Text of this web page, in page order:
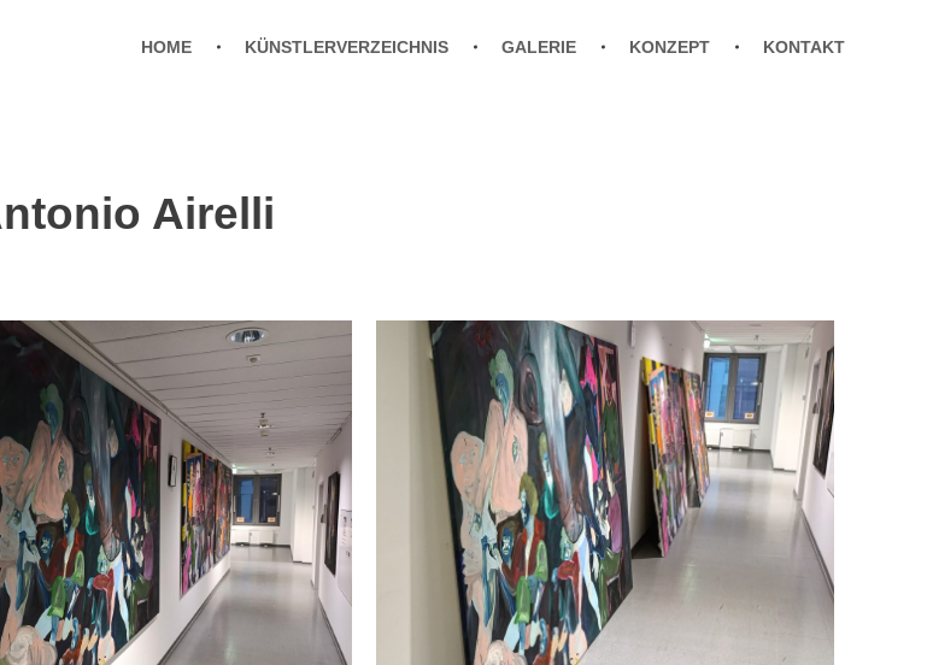
HOME KÜNSTLERVERZEICHNIS GALERIE KONZEPT KONTAKT
Airelli